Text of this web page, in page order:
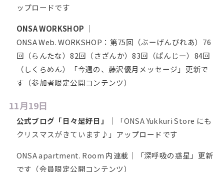
ップロードです
ONSA WORKSHOP ｜
ONSA Web. WORKSHOP：第75回（ぶーげんびれあ）76
回（らんたな）82回（さざんか）83回（ぱんじー）84回
（しくらめん）「今週の、藤沢優月メッセージ」更新で
す（参加者限定公開コンテンツ）
11月19日
公式ブログ「日々是好日」 ｜
「ONSA Yukkuri Store にも
クリスマスがきています♪」 アップロードです
ONSA apartment. Room 内連載｜「深呼吸の惑星」更新
です（会員限定公開コンテンツ）